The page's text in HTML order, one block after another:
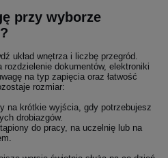
przy wyborze
układ wnętrza i liczbę przegród.
rozdzielenie dokumentów, elektroniki
na typ zapięcia oraz łatwość
rozmiar:
na krótkie wyjścia, gdy potrzebujesz
drobiazgów.
do pracy, na uczelnię lub na